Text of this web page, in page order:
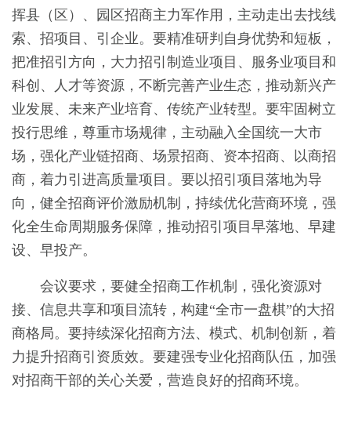
挥县（区）、园区招商主力军作用，主动走出去找线
索、招项目、引企业。要精准研判自身优势和短板，
把准招引方向，大力招引制造业项目、服务业项目和
科创、人才等资源，不断完善产业生态，推动新兴产
业发展、未来产业培育、传统产业转型。要牢固树立
投行思维，尊重市场规律，主动融入全国统一大市
场，强化产业链招商、场景招商、资本招商、以商招
商，着力引进高质量项目。要以招引项目落地为导
向，健全招商评价激励机制，持续优化营商环境，强
化全生命周期服务保障，推动招引项目早落地、早建
设、早投产。
会议要求，要健全招商工作机制，强化资源对
接、信息共享和项目流转，构建“全市一盘棋”的大招
商格局。要持续深化招商方法、模式、机制创新，着
力提升招商引资质效。要建强专业化招商队伍，加强
对招商干部的关心关爱，营造良好的招商环境。